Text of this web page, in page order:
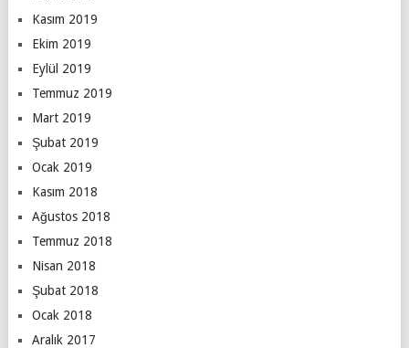
Kasım 2019
Ekim 2019
Eylül 2019
Temmuz 2019
Mart 2019
Şubat 2019
Ocak 2019
Kasım 2018
Ağustos 2018
Temmuz 2018
Nisan 2018
Şubat 2018
Ocak 2018
Aralık 2017